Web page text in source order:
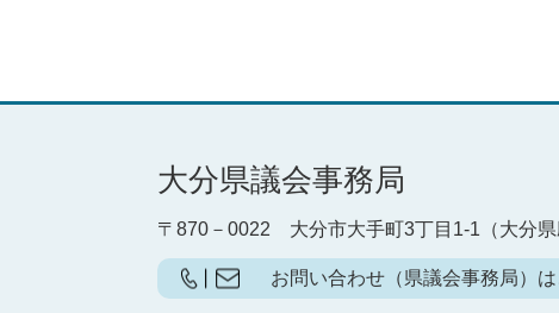
大分県議会事務局
〒870－0022 大分市大手町3丁目1-1（大分県
お問い合わせ（県議会事務局）